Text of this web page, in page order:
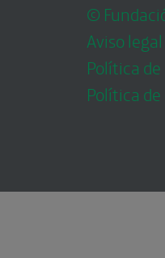
©
Aviso legal
Política
Política